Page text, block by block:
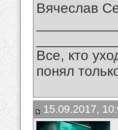
Вячеслав
Все, кто
понял
15.09.2017,